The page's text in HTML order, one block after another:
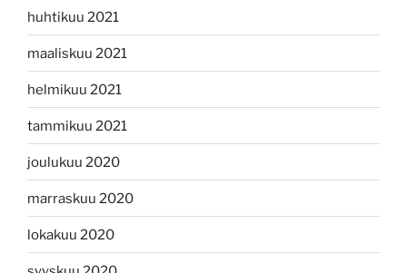
huhtikuu 2021
maaliskuu 2021
helmikuu 2021
tammikuu 2021
joulukuu 2020
marraskuu 2020
lokakuu 2020